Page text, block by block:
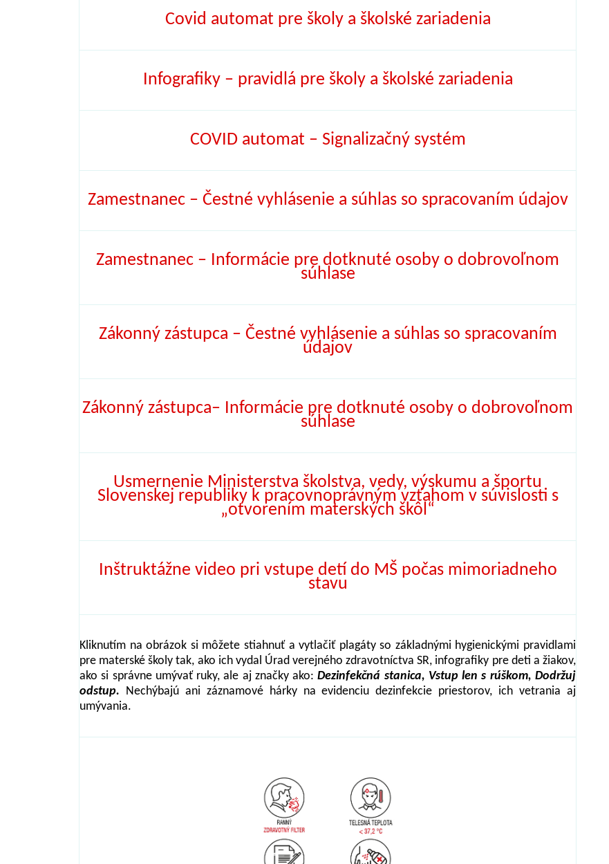
Covid automat pre školy a školské zariadenia
Infografiky – pravidlá pre školy a školské zariadenia
COVID automat – Signalizačný systém
Zamestnanec – Čestné vyhlásenie a súhlas so spracovaním údajov
Zamestnanec – Informácie pre dotknuté osoby o dobrovoľnom
súhlase
Zákonný zástupca – Čestné vyhlásenie a súhlas so spracovaním
údajov
Zákonný zástupca– Informácie pre dotknuté osoby o dobrovoľnom
súhlase
Usmernenie Ministerstva školstva, vedy, výskumu a športu
Slovenskej republiky k pracovnoprávným vzťahom v súvislosti s
„otvorením materských škôl“
Inštruktážne video pri vstupe detí do MŠ počas mimoriadneho
stavu
Kliknutím na obrázok si môžete stiahnuť a vytlačiť plagáty so základnými hygienickými pravidlami
pre materské školy tak, ako ich vydal Úrad verejného zdravotníctva SR, infografiky pre deti a žiakov,
ako si správne umývať ruky, ale aj značky ako:Dezinfekčná stanica, Vstup len s rúškom, Dodržuj
odstup. Nechýbajú ani záznamové hárky na evidenciu dezinfekcie priestorov, ich vetrania aj
umývania.